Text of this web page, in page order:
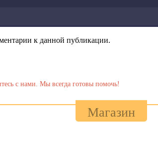
к данной публикации.
с нами. Мы всегда готовы помочь!
Магазин